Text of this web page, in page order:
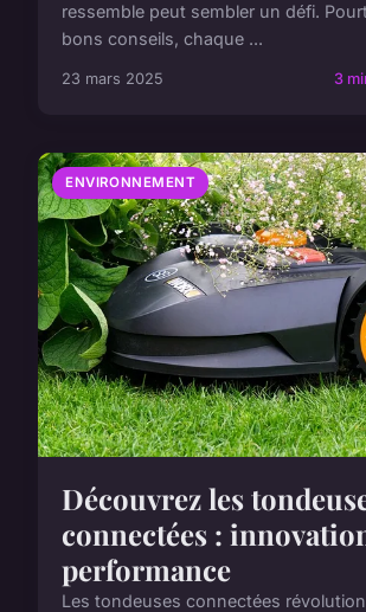
ressemble peut sembler un défi.
bons conseils, chaque ...
23 mars 2025 3
ENVIRONNEMENT
Découvrez les
connectées :
performance
Les tondeuses connectées